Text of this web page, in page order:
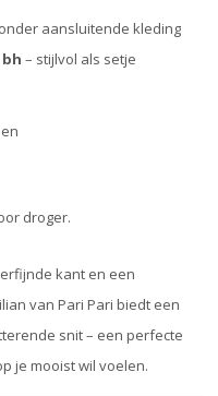
aansluitende kleding
– stijlvol als setje
droger.
kant en een
van Pari Pari biedt een
snit – een perfecte
je mooist wil voelen.